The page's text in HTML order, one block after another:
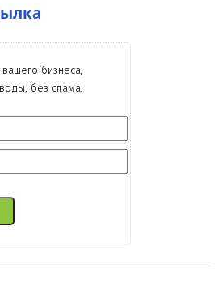
бизнеса,
без спама.